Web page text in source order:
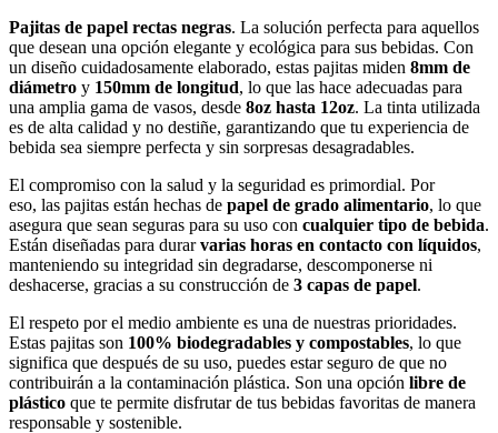
Pajitas de papel rectas negras. La solución perfecta para aquellos
que desean una opción elegante y ecológica para sus bebidas. Con
un diseño cuidadosamente elaborado, estas pajitas miden 8mm de
diámetro y 150mm de longitud, lo que las hace adecuadas para
una amplia gama de vasos, desde 8oz hasta 12oz. La tinta utilizada
es de alta calidad y no destiñe, garantizando que tu experiencia de
bebida sea siempre perfecta y sin sorpresas desagradables.
El compromiso con la salud y la seguridad es primordial. Por
eso, las pajitas están hechas de papel de grado alimentario, lo que
asegura que sean seguras para su uso con cualquier tipo de bebida.
Están diseñadas para durarvarias horas en contacto con líquidos,
manteniendo su integridad sin degradarse, descomponerse ni
deshacerse, gracias a su construcción de 3 capas de papel.
El respeto por el medio ambiente es una de nuestras prioridades.
Estas pajitas son 100% biodegradables y compostables, lo que
significa que después de su uso, puedes estar seguro de que no
contribuirán a la contaminación plástica. Son una opción libre de
plástico que te permite disfrutar de tus bebidas favoritas de manera
responsable y sostenible.